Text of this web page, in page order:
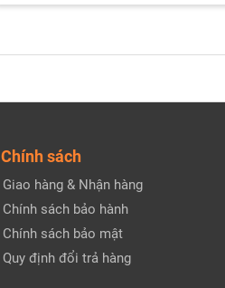
Chính sách
Giao hàng & Nhận hàng
Chính sách bảo hành
Chính sách bảo mật
Quy định đổi trả hàng